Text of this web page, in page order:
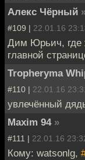
Алекс Чёрный
#109 | 22.01.16
Дим Юрьич, где
главной
Tropheryma
#110 | 22.01.16
увлечённый
Maxim 94 »
#111 | 22.01.16
Кому: watsonlg,